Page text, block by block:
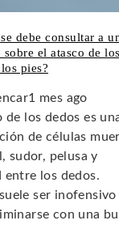
debe consultar a
el atasco de los
pies?
1 mes ago
de los dedos es
de células
sudor, pelusa y
entre los dedos.
ser inofensivo
con una